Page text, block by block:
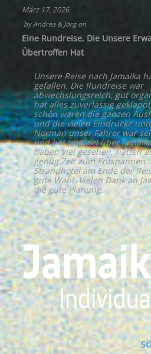
März 17, 2026
byAndrea & Jörgon
Eine Rundreise, Die Unsere
Übertroffen Hat
Unsere Reise nach Jamaika
gefallen. Die Rundreise war
abwechslungsreich, gut
hat alles zuverlässig
schön waren die ganzen
und die vielen Eindrücke
Norman unser Fahrer war
und hat uns viel über
haben viel gesehen, hatten
genug Zeit zum Entspannen.
Strandhotel am Ende der
gute Wahl. Vielen Dank an
die gute Planung.